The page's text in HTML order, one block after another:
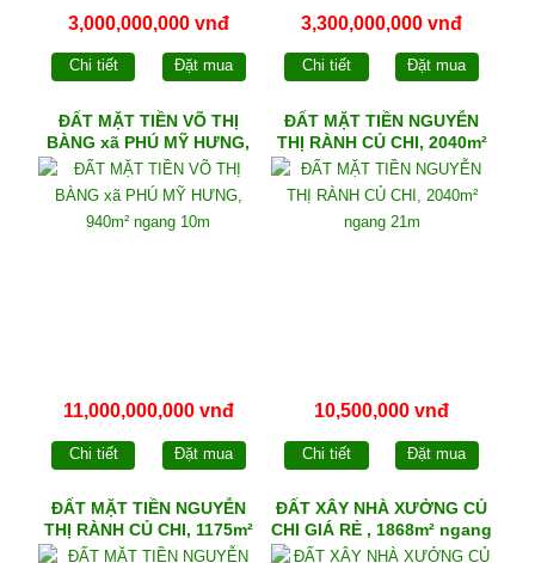
3,000,000,000 vnđ
Chi tiết Đặt mua
3,300,000,000 vnđ
Chi tiết Đặt mua
ĐẤT MẶT TIỀN VÕ THỊ
BÀNG xã PHÚ MỸ HƯNG,
940m² ngang 10m
11,000,000,000 vnđ
Chi tiết Đặt mua
ĐẤT MẶT TIỀN NGUYỄN
THỊ RÀNH CỦ CHI, 2040m²
ngang 21m
10,500,000 vnđ
Chi tiết Đặt mua
ĐẤT MẶT TIỀN NGUYỄN
THỊ RÀNH CỦ CHI, 1175m²
ngang 14,5m
ĐẤT XÂY NHÀ XƯỞNG CỦ
CHI GIÁ RẺ , 1868m² ngang
30m